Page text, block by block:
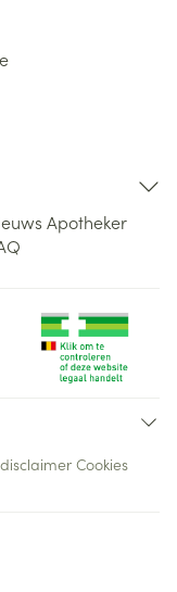
Apotheker
Cookies